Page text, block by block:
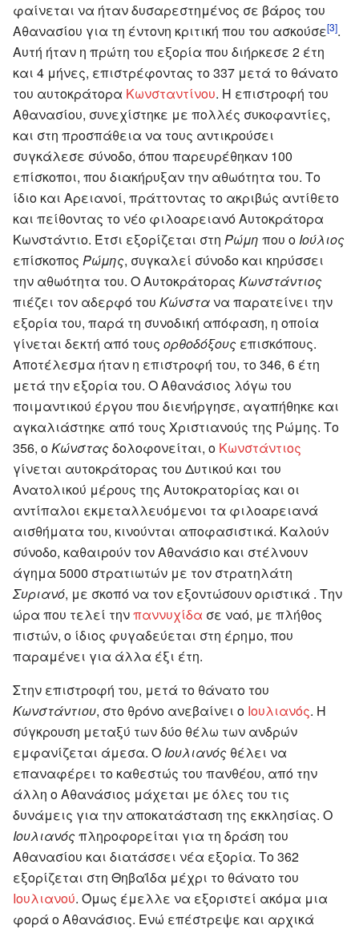
φαίνεται να ήταν δυσαρεστημένος σε βάρος του
Αθανασίου για τη έντονη κριτική που του ασκούσε[3].
Αυτή ήταν η πρώτη του εξορία που διήρκεσε 2 έτη
και 4 μήνες, επιστρέφοντας το 337 μετά το θάνατο
του αυτοκράτορα Κωνσταντίνου. Η επιστροφή του
Αθανασίου, συνεχίστηκε με πολλές συκοφαντίες,
και στη προσπάθεια να τους αντικρούσει
συγκάλεσε σύνοδο, όπου παρευρέθηκαν 100
επίσκοποι, που διακήρυξαν την αθωότητα του. Το
ίδιο και Αρειανοί, πράττοντας το ακριβώς αντίθετο
και πείθοντας το νέο φιλοαρειανό Αυτοκράτορα
Κωνστάντιο. Έτσι εξορίζεται στη Ρώμη που ο Ιούλιος
επίσκοπος Ρώμης, συγκαλεί σύνοδο και κηρύσσει
την αθωότητα του. Ο Αυτοκράτορας Κωνστάντιος
πιέζει τον αδερφό του Κώνστανα παρατείνει την
εξορία του, παρά τη συνοδική απόφαση, η οποία
γίνεται δεκτή από τους ορθοδόξους επισκόπους.
Αποτέλεσμα ήταν η επιστροφή του, το 346, 6 έτη
μετά την εξορία του. Ο Αθανάσιος λόγω του
ποιμαντικού έργου που διενήργησε, αγαπήθηκε και
αγκαλιάστηκε από τους Χριστιανούς της Ρώμης. Το
356, οΚώνσταςδολοφονείται, ο Κωνστάντιος
γίνεται αυτοκράτορας του Δυτικού και του
Ανατολικού μέρους της Αυτοκρατορίας και οι
αντίπαλοι εκμεταλλευόμενοι τα φιλοαρειανά
αισθήματα του, κινούνται αποφασιστικά. Καλούν
σύνοδο, καθαιρούν τον Αθανάσιο και στέλνουν
άγημα 5000 στρατιωτών με τον στρατηλάτη
Συριανό, με σκοπό να τον εξοντώσουν οριστικά . Την
ώρα που τελεί τηνπαννυχίδα σε ναό, με πλήθος
πιστών, ο ίδιος φυγαδεύεται στη έρημο, που
παραμένει για άλλα έξι έτη.
Στην επιστροφή του, μετά το θάνατο του
Κωνστάντιου, στο θρόνο ανεβαίνει ο Ιουλιανός. Η
σύγκρουση μεταξύ των δύο θέλω των ανδρών
εμφανίζεται άμεσα. Ο Ιουλιανός θέλει να
επαναφέρει το καθεστώς του πανθέου, από την
άλλη ο Αθανάσιος μάχεται με όλες του τις
δυνάμεις για την αποκατάσταση της εκκλησίας. Ο
Ιουλιανόςπληροφορείται για τη δράση του
Αθανασίου και διατάσσει νέα εξορία. Το 362
εξορίζεται στη Θηβαΐδα μέχρι το θάνατο του
Ιουλιανού. Όμως έμελλε να εξοριστεί ακόμα μια
φορά ο Αθανάσιος. Ενώ επέστρεψε και αρχικά